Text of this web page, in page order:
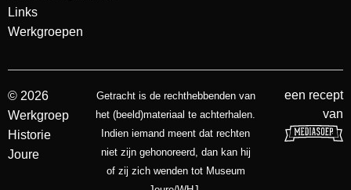
Links
Werkgroepen
© 2026
Werkgroep
Historie
Joure
Getracht is de rechthebbenden van
het (beeld)materiaal te achterhalen.
Indien iemand meent dat rechten
niet zijn gehonoreerd, dan kan hij
of zij zich wenden tot Museum
een recept
van